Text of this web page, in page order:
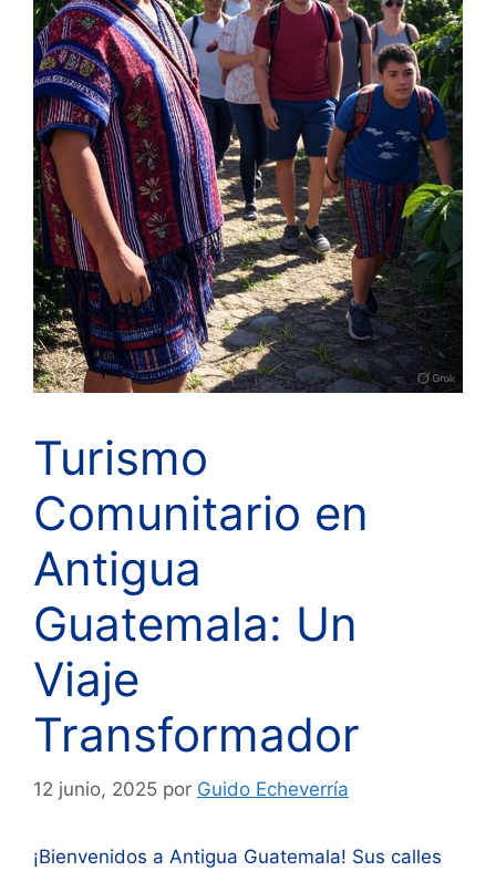
Turismo
Comunitario en
Antigua
Guatemala: Un
Viaje
Transformador
12 junio, 2025 por Guido Echeverría
¡Bienvenidos a Antigua Guatemala! Sus calles